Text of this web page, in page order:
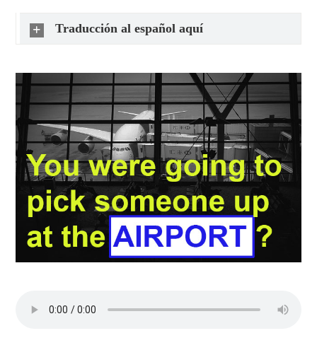
Traducción al español aquí